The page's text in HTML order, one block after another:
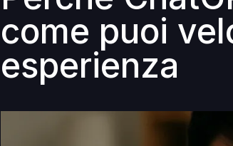
come puoi
esperienza